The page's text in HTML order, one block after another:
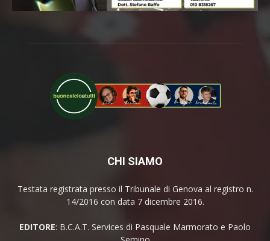
CHI SIAMO
Testata registrata presso il Tribunale di Genova al registro n.
14/2016 con data 7 dicembre 2016.
EDITORE: B.C.A.T. Services di Pasquale Marmorato e Paolo